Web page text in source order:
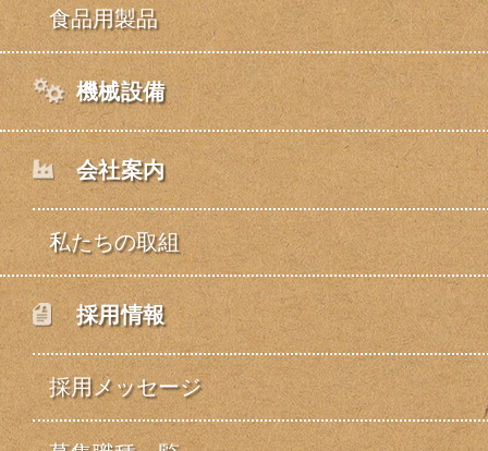
食品用製品
機械設備
会社案内
私たちの取組
採用情報
採用メッセージ